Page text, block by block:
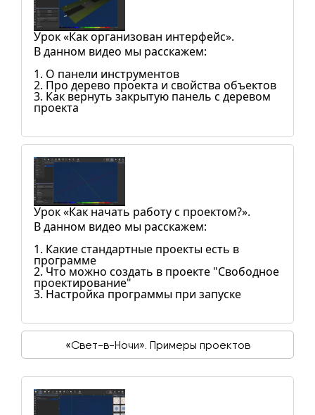
Урок «Как организован интерфейс».
В данном видео мы расскажем:
1. О панели инструментов
2. Про дерево проекта и свойства объектов
3. Как вернуть закрытую панель с деревом
проекта
Урок «Как начать работу с проектом?».
В данном видео мы расскажем:
1. Какие стандартные проекты есть в
программе
2. Что можно создать в проекте "Свободное
проектирование"
3. Настройка программы при запуске
«Свет-в-Ночи». Примеры проектов